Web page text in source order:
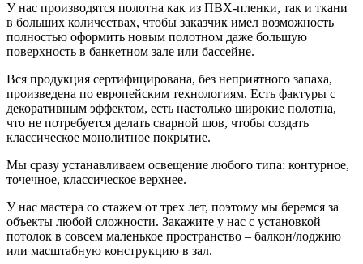
У нас производятся полотна как из ПВХ-пленки, так и ткани
в больших количествах, чтобы заказчик имел возможность
полностью оформить новым полотном даже большую
поверхность в банкетном зале или бассейне.
Вся продукция сертифицирована, без неприятного запаха,
произведена по европейским технологиям. Есть фактуры с
декоративным эффектом, есть настолько широкие полотна,
что не потребуется делать сварной шов, чтобы создать
классическое монолитное покрытие.
Мы сразу устанавливаем освещение любого типа: контурное,
точечное, классическое верхнее.
У нас мастера со стажем от трех лет, поэтому мы беремся за
объекты любой сложности. Закажите у нас с установкой
потолок в совсем маленькое пространство – балкон/лоджию
или масштабную конструкцию в зал.